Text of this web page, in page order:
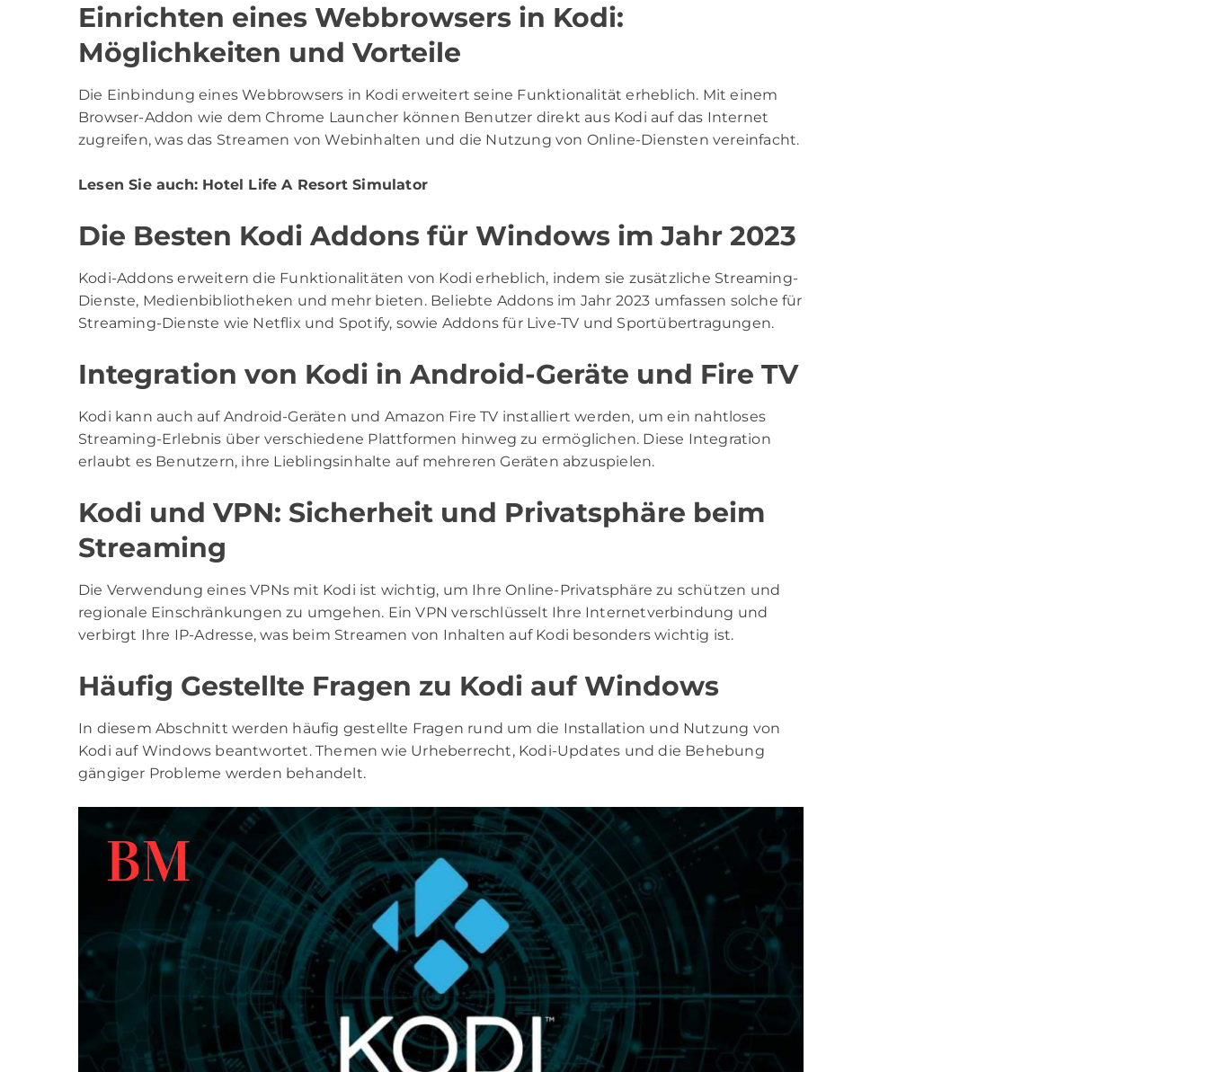
Einrichten eines Webbrowsers in Kodi:
Möglichkeiten und Vorteile
Die Einbindung eines Webbrowsers in Kodi erweitert seine Funktionalität erheblich. Mit einem
Browser-Addon wie dem Chrome Launcher können Benutzer direkt aus Kodi auf das Internet
zugreifen, was das Streamen von Webinhalten und die Nutzung von Online-Diensten vereinfacht.
Lesen Sie auch: Hotel Life A Resort Simulator
Die Besten Kodi Addons für Windows im Jahr 2023
Kodi-Addons erweitern die Funktionalitäten von Kodi erheblich, indem sie zusätzliche Streaming-
Dienste, Medienbibliotheken und mehr bieten. Beliebte Addons im Jahr 2023 umfassen solche für
Streaming-Dienste wie Netflix und Spotify, sowie Addons für Live-TV und Sportübertragungen.
Integration von Kodi in Android-Geräte und Fire TV
Kodi kann auch auf Android-Geräten und Amazon Fire TV installiert werden, um ein nahtloses
Streaming-Erlebnis über verschiedene Plattformen hinweg zu ermöglichen. Diese Integration
erlaubt es Benutzern, ihre Lieblingsinhalte auf mehreren Geräten abzuspielen.
Kodi und VPN: Sicherheit und Privatsphäre beim
Streaming
Die Verwendung eines VPNs mit Kodi ist wichtig, um Ihre Online-Privatsphäre zu schützen und
regionale Einschränkungen zu umgehen. Ein VPN verschlüsselt Ihre Internetverbindung und
verbirgt Ihre IP-Adresse, was beim Streamen von Inhalten auf Kodi besonders wichtig ist.
Häufig Gestellte Fragen zu Kodi auf Windows
In diesem Abschnitt werden häufig gestellte Fragen rund um die Installation und Nutzung von
Kodi auf Windows beantwortet. Themen wie Urheberrecht, Kodi-Updates und die Behebung
gängiger Probleme werden behandelt.